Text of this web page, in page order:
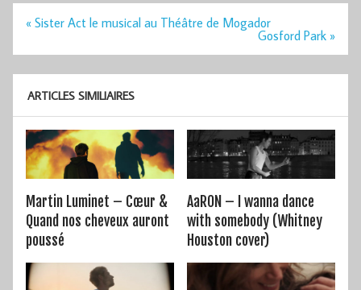
Navigation
« Sister Act le musical au Théâtre de Mogador
Gosford Park »
ARTICLES SIMILIAIRES
Martin Luminet – Cœur &
Quand nos cheveux auront
poussé
AaRON – I wanna dance
with somebody (Whitney
Houston cover)